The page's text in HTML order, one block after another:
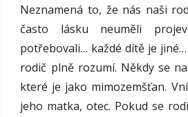
Neznamená to, že nás naši
často lásku neuměli
potřebovali… každé dítě je
rodič plně rozumí. Někdy se
které je jako mimozemšťan.
jeho matka, otec. Pokud se